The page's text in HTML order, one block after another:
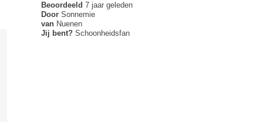
Beoordeeld7 jaar geleden
Door Sonnemie
van Nuenen
Jij bent?Schoonheidsfan